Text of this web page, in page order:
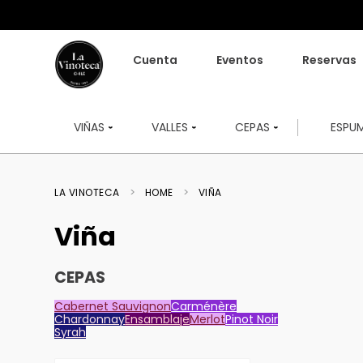
Cuenta Eventos Reservas
VIÑAS VALLES CEPAS
HOME VIÑA
Viña
CEPAS
Cabernet SauvignonCarménère
ChardonnayEnsamblajeMerlotPinot Noir
Syrah